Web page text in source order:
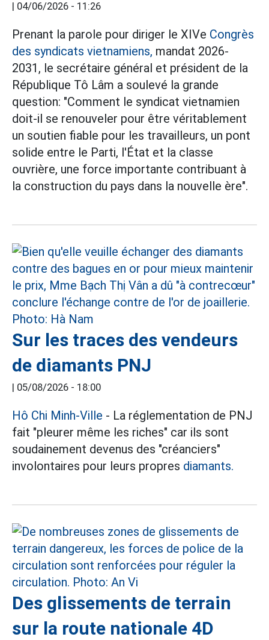
| 04/06/2026 - 11:26
Prenant la parole pour diriger le XIVe Congrès
des syndicats vietnamiens, mandat 2026-
2031, le secrétaire général et président de la
République Tô Lâm a soulevé la grande
question: "Comment le syndicat vietnamien
doit-il se renouveler pour être véritablement
un soutien fiable pour les travailleurs, un pont
solide entre le Parti, l'État et la classe
ouvrière, une force importante contribuant à
la construction du pays dans la nouvelle ère".
Sur les traces des vendeurs
de diamants PNJ
| 05/08/2026 - 18:00
Hô Chi Minh-Ville - La réglementation de PNJ
fait "pleurer même les riches" car ils sont
soudainement devenus des "créanciers"
involontaires pour leurs propres diamants.
Des glissements de terrain
sur la route nationale 4D